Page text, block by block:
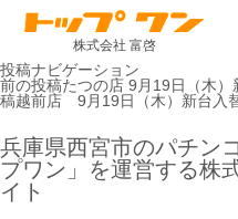
株式会社 富啓
投稿ナビゲーション
前の投稿たつの店 9月19日（木）
稿越前店 9月19日（木）新台入
兵庫県西宮市のパチン
プワン」を運営する株
イト